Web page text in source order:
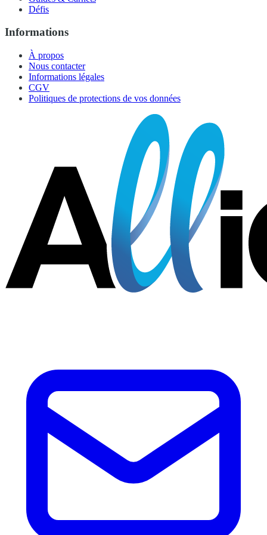
Défis
Informations
À propos
Nous contacter
Informations légales
CGV
Politiques de protections de vos données